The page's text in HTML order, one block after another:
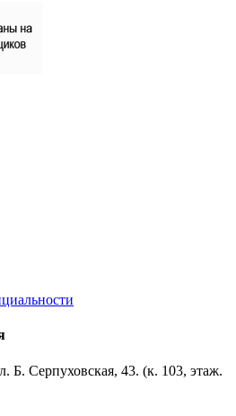
Б. Серпуховская, 43. (к. 103, этаж.